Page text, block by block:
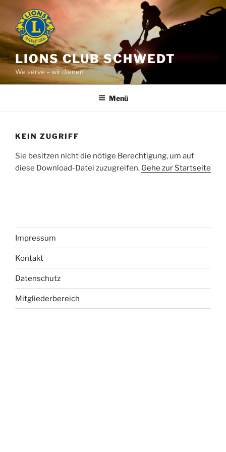
springen
LIONS CLUB SCHWEDT
We serve – wir dienen
Menü
KEIN ZUGRIFF
Sie besitzen nicht die nötige Berechtigung, um auf
diese Download-Datei zuzugreifen. Gehe zur Startseite
Impressum
Kontakt
Datenschutz
Mitgliederbereich